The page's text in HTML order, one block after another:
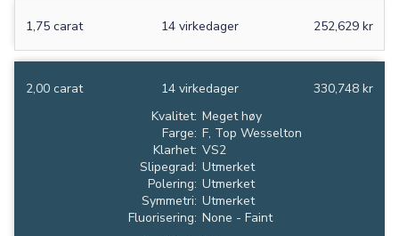
1,75 carat 252,629 kr
14 virkedager
2,00 carat 330,748 kr
14 virkedager
Kvalitet: Meget høy
Farge: F, Top Wesselton
Klarhet: VS2
Slipegrad: Utmerket
Polering: Utmerket
Symmetri: Utmerket
Fluorisering: None - Faint